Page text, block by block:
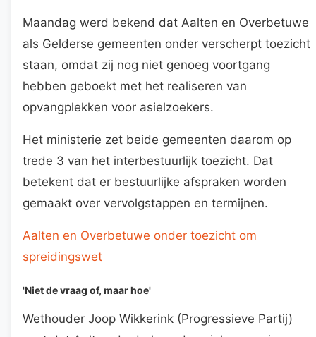
Maandag werd bekend dat Aalten en Overbetuwe
als Gelderse gemeenten onder verscherpt toezicht
staan, omdat zij nog niet genoeg voortgang
hebben geboekt met het realiseren van
opvangplekken voor asielzoekers.
Het ministerie zet beide gemeenten daarom op
trede 3 van het interbestuurlijk toezicht. Dat
betekent dat er bestuurlijke afspraken worden
gemaakt over vervolgstappen en termijnen.
Aalten en Overbetuwe onder toezicht om
spreidingswet
'Niet de vraag of, maar hoe'
Wethouder Joop Wikkerink (Progressieve Partij)